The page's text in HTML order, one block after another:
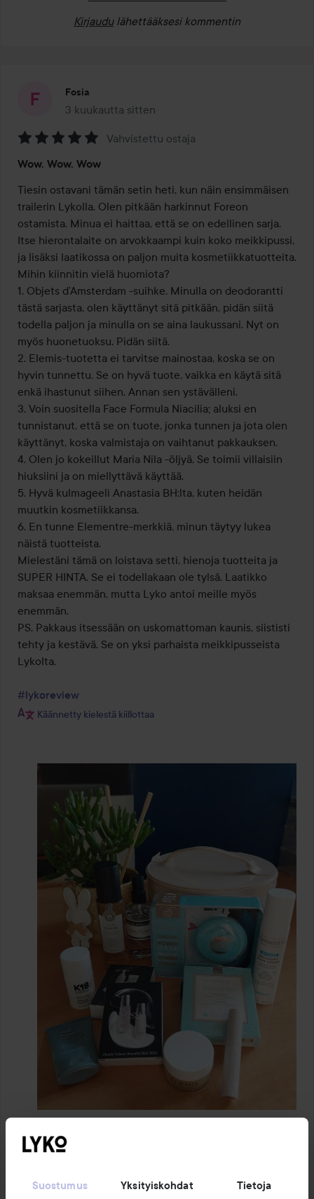
Suostumus Yksityiskohdat Tietoja
Kirjaudu lähettääksesi kommentin
Fosia
3 kuukautta sitten
Viesti luotiin 3 kuukautta sitten
5
/
5
Vahvistettu ostaja
Wow. Wow. Wow
Tiesin ostavani tämän setin heti, kun näin ensimmäisen
trailerin Lykolla. Olen pitkään harkinnut Foreon
ostamista. Minua ei haittaa, että se on edellinen sarja.
Itse hierontalaite on arvokkaampi kuin koko meikkipussi,
ja lisäksi laatikossa on paljon muita kosmetiikkatuotteita.
Mihin kiinnitin vielä huomiota?
1. Objets d’Amsterdam -suihke. Minulla on deodorantti
tästä sarjasta, olen käyttänyt sitä pitkään, pidän siitä
todella paljon ja minulla on se aina laukussani. Nyt on
myös huonetuoksu. Pidän siitä.
2. Elemis-tuotetta ei tarvitse mainostaa, koska se on
hyvin tunnettu. Se on hyvä tuote, vaikka en käytä sitä
enkä ihastunut siihen. Annan sen ystävälleni.
3. Voin suositella Face Formula Niacilia; aluksi en
tunnistanut, että se on tuote, jonka tunnen ja jota olen
käyttänyt, koska valmistaja on vaihtanut pakkauksen.
4. Olen jo kokeillut Maria Nila -öljyä. Se toimii villaisiin
hiuksiini ja on miellyttävä käyttää.
5. Hyvä kulmageeli Anastasia BH:lta, kuten heidän
muutkin kosmetiikkansa.
6. En tunne Elementre-merkkiä, minun täytyy lukea
näistä tuotteista.
Mielestäni tämä on loistava setti, hienoja tuotteita ja
SUPER HINTA. Se ei todellakaan ole tylsä. Laatikko
maksaa enemmän, mutta Lyko antoi meille myös
enemmän.
PS. Pakkaus itsessään on uskomattoman kaunis, siististi
tehty ja kestävä. Se on yksi parhaista meikkipusseista
Lykolta.
#lykoreview
Käännetty kielestä kiillottaa
1 PRODUCT IN POST WOW. WOW. WOW